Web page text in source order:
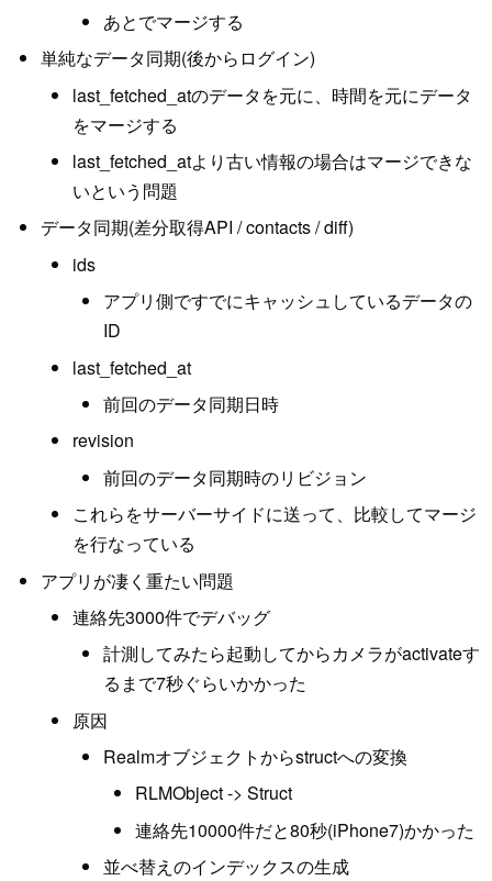
あとでマージする
単純なデータ同期(後からログイン)
last_fetched_atのデータを元に、時間を元にデータ
をマージする
last_fetched_atより古い情報の場合はマージできな
いという問題
データ同期(差分取得API / contacts / diff)
ids
アプリ側ですでにキャッシュしているデータの
ID
last_fetched_at
前回のデータ同期日時
revision
前回のデータ同期時のリビジョン
これらをサーバーサイドに送って、比較してマージ
を行なっている
アプリが凄く重たい問題
連絡先3000件でデバッグ
計測してみたら起動してからカメラがactivateす
るまで7秒ぐらいかかった
原因
Realmオブジェクトからstructへの変換
RLMObject -> Struct
連絡先10000件だと80秒(iPhone7)かかった
並べ替えのインデックスの生成